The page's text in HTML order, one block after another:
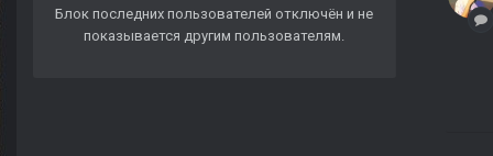
Блок последних пользователей отключён и не
показывается другим пользователям.